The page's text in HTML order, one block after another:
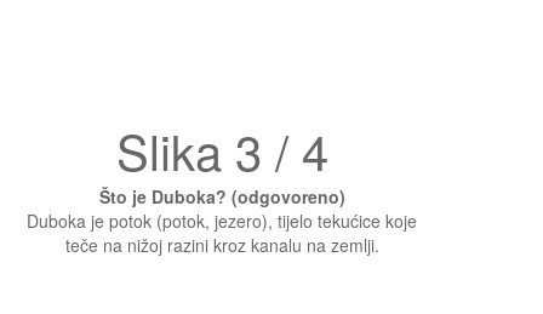
Slika 3 / 4
Što je Duboka? (odgovoreno)
Duboka je potok (potok, jezero), tijelo tekućice koje
teče na nižoj razini kroz kanalu na zemlji.